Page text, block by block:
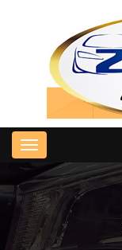
Toggle navigation